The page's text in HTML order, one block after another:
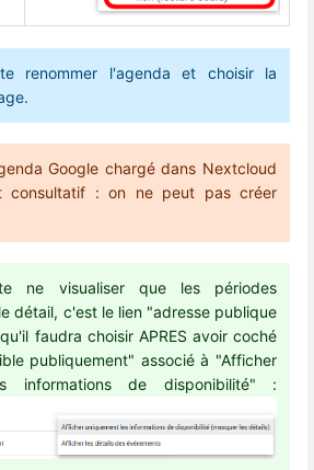
renommer l'agenda et choisir la
Google chargé dans Nextcloud
consultatif : on ne peut pas créer
ne visualiser que les périodes
détail, c'est le lien "adresse publique
faudra choisir APRES avoir coché
publiquement" associé à "Afficher
informations de disponibilité" :